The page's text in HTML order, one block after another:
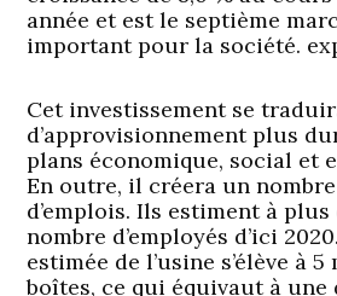
année et est le septième
important pour la société.
Cet investissement se
d’approvisionnement plus
plans économique, social et
En outre, il créera un
d’emplois. Ils estiment à plus
nombre d’employés d’ici
estimée de l’usine s’élève à
boîtes, ce qui équivaut à une